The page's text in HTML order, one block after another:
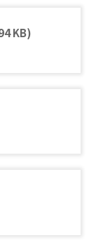
KB)